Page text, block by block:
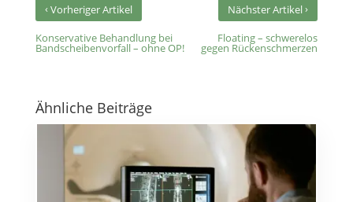
‹Vorheriger Artikel
Konservative Behandlung bei
Bandscheibenvorfall – ohne OP!
Nächster Artikel›
Floating – schwerelos
gegen Rückenschmerzen
Ähnliche Beiträge